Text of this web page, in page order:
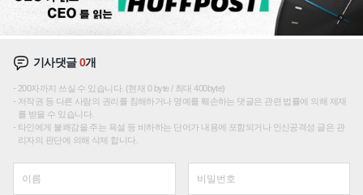
기사댓글0개
200자까지 쓰실 수 있습니다. (현재 0 byte / 최대 400byte)
저작권 등 다른 사람의 권리를 침해하거나 명예를 훼손하는 댓글은 관련 법률에 의해 제재
를 받을 수 있습니다.
타인에게 불쾌감을 주는 욕설 등 비하하는 단어가 내용에 포함되거나 인신공격성 글은 관
리자의 판단에 의해 삭제 합니다.